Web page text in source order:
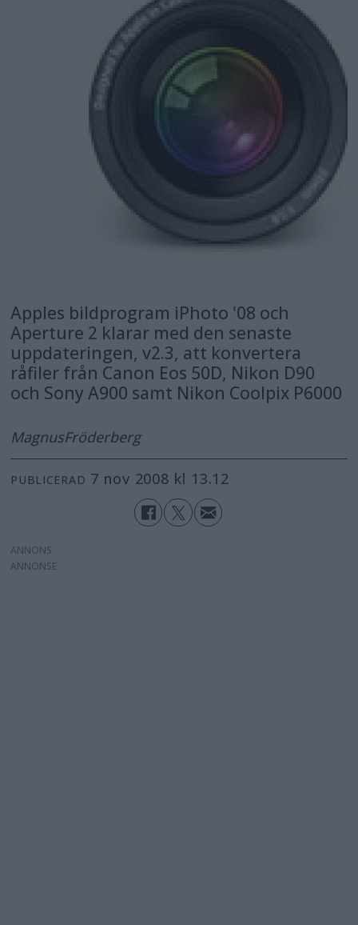
Apples bildprogram iPhoto '08 och
Aperture 2 klarar med den senaste
uppdateringen, v2.3, att konvertera
råfiler från Canon Eos 50D, Nikon D90
och Sony A900 samt Nikon Coolpix P6000
MagnusFröderberg
PUBLICERAD 7 nov 2008 kl 13.12
ANNONS